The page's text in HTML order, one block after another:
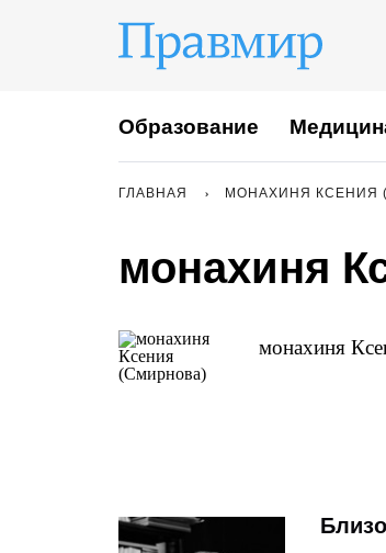
Образование
ГЛАВНАЯ МОНАХИНЯ КСЕНИЯ
монахиня
монахиня